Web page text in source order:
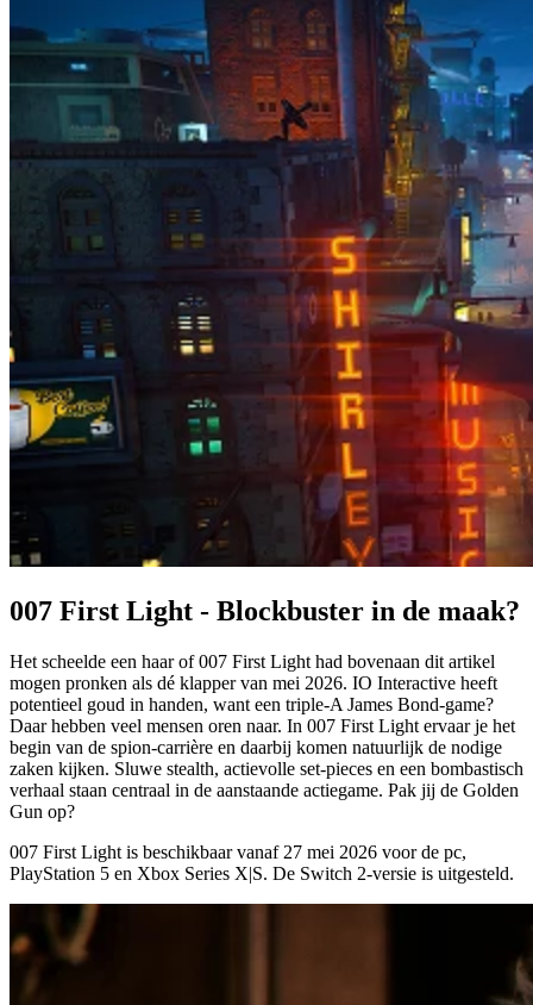
007 First Light - Blockbuster in de maak?
Het scheelde een haar of 007 First Light had bovenaan dit artikel
mogen pronken als dé klapper van mei 2026. IO Interactive heeft
potentieel goud in handen, want een triple-A James Bond-game?
Daar hebben veel mensen oren naar. In 007 First Light ervaar je het
begin van de spion-carrière en daarbij komen natuurlijk de nodige
zaken kijken. Sluwe stealth, actievolle set-pieces en een bombastisch
verhaal staan centraal in de aanstaande actiegame. Pak jij de Golden
Gun op?
007 First Light is beschikbaar vanaf 27 mei 2026 voor de pc,
PlayStation 5 en Xbox Series X|S. De Switch 2-versie is uitgesteld.